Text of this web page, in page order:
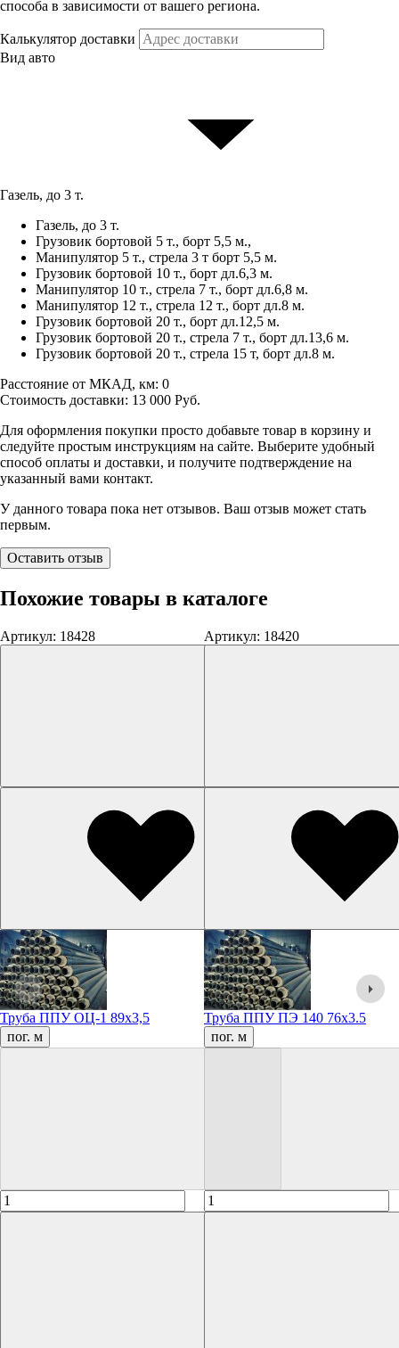
способа в зависимости от вашего региона.
Калькулятор доставки
Вид авто
Газель, до 3 т.
Газель, до 3 т.
Грузовик бортовой 5 т., борт 5,5 м.,
Манипулятор 5 т., стрела 3 т борт 5,5 м.
Грузовик бортовой 10 т., борт дл.6,3 м.
Манипулятор 10 т., стрела 7 т., борт дл.6,8 м.
Манипулятор 12 т., стрела 12 т., борт дл.8 м.
Грузовик бортовой 20 т., борт дл.12,5 м.
Грузовик бортовой 20 т., стрела 7 т., борт дл.13,6 м.
Грузовик бортовой 20 т., стрела 15 т, борт дл.8 м.
Расстояние от МКАД, км: 0
Стоимость доставки: 13 000 Руб.
Для оформления покупки просто добавьте товар в корзину и
следуйте простым инструкциям на сайте. Выберите удобный
способ оплаты и доставки, и получите подтверждение на
указанный вами контакт.
У данного товара пока нет отзывов. Ваш отзыв может стать
первым.
Оставить отзыв
Похожие товары в каталоге
Артикул: 18428
Труба ППУ ОЦ-1 89х3,5
пог. м
Артикул: 18420
Труба ППУ ПЭ 140 76х3.5
пог. м